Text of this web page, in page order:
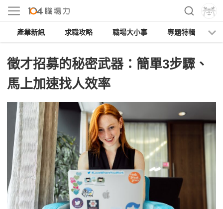
產業新訊 求職攻略 職場大小事 專題特輯
徵才招募的秘密武器：簡單3步驟、
馬上加速找人效率